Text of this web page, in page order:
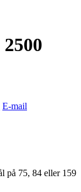
E-mail
på 75, 84 eller 159